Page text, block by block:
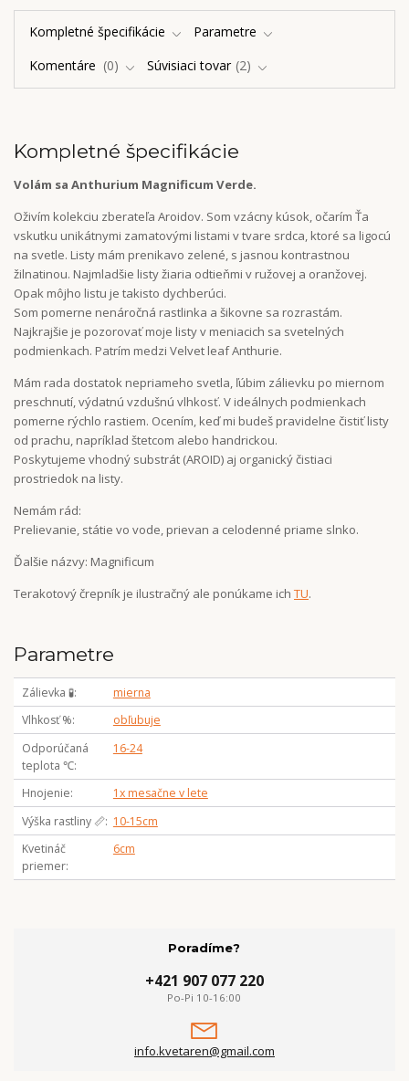
Kompletné špecifikácie
Parametre
Komentáre
0 Súvisiaci tovar 2
Kompletné špecifikácie
Volám sa Anthurium Magnificum Verde.
Oživím kolekciu zberateľa Aroidov. Som vzácny kúsok, očarím Ťa
vskutku unikátnymi zamatovými listami v tvare srdca, ktoré sa ligocú
na svetle. Listy mám prenikavo zelené, s jasnou kontrastnou
žilnatinou. Najmladšie listy žiaria odtieňmi v ružovej a oranžovej.
Opak môjho listu je takisto dychberúci.
Som pomerne nenáročná rastlinka a šikovne sa rozrastám.
Najkrajšie je pozorovať moje listy v meniacich sa svetelných
podmienkach. Patrím medzi Velvet leaf Anthurie.
Mám rada dostatok nepriameho svetla, ľúbim zálievku po miernom
preschnutí, výdatnú vzdušnú vlhkosť. V ideálnych podmienkach
pomerne rýchlo rastiem. Ocením, keď mi budeš pravidelne čistiť listy
od prachu, napríklad štetcom alebo handrickou.
Poskytujeme vhodný substrát (AROID) aj organický čistiaci
prostriedok na listy.
Nemám rád:
Prelievanie, státie vo vode, prievan a celodenné priame slnko.
Ďalšie názvy: Magnificum
Terakotový črepník je ilustračný ale ponúkame ich TU.
Parametre
Zálievka 🧪
mierna
Vlhkosť %
obľubuje
Odporúčaná
teplota ℃
16-24
Hnojenie
1x mesačne v lete
Výška rastliny 📏
10-15cm
Kvetináč
priemer
6cm
Poradíme?
+421 907 077 220
Po-Pi 10-16:00
info.kvetaren@gmail.com